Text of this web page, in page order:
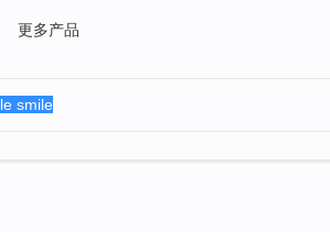
更多产品